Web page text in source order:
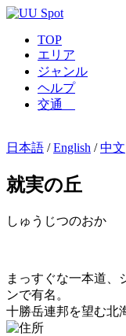
TOP
エリア
ジャンル
ヘルプ
交通
日本語 /English /中文
就実の丘
しゅうじつのおか
まっすぐな一本道、
ンで有名。
十勝岳連邦を望む北